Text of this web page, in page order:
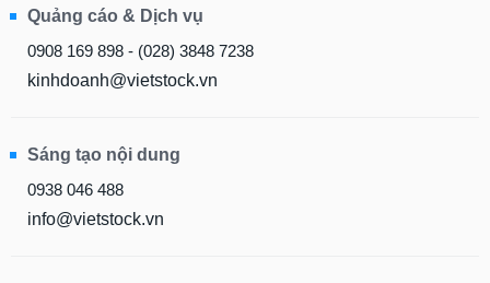
Quảng cáo & Dịch vụ
0908 169 898 - (028) 3848 7238
kinhdoanh@vietstock.vn
Sáng tạo nội dung
0938 046 488
info@vietstock.vn